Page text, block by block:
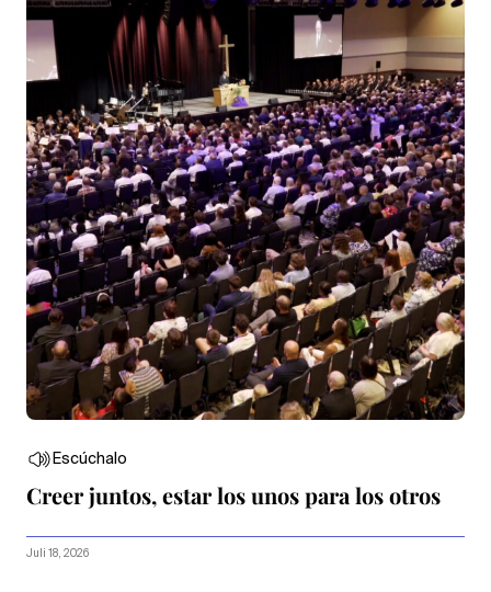
Escúchalo
Creer juntos, estar los unos para los otros
Juli 18, 2026